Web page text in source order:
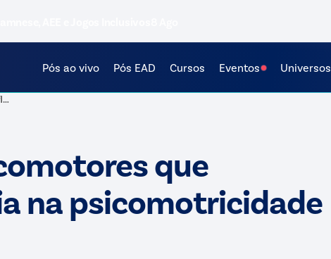
Pós ao vivo Pós EAD Cursos Eventos Universos
Fatores neuropsicomotores que exercem influência na psicomotricidade da criança
que
na psicomotricidade